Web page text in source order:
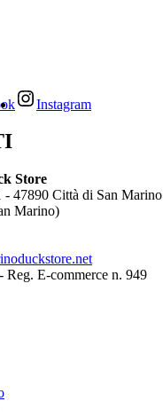
Instagram
Store
- 47890 Città di San Marino
Marino)
E-commerce n. 949